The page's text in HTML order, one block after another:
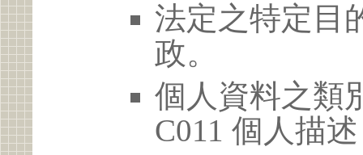
法定之特定目
政。
個人資料之類
C011 個人描述